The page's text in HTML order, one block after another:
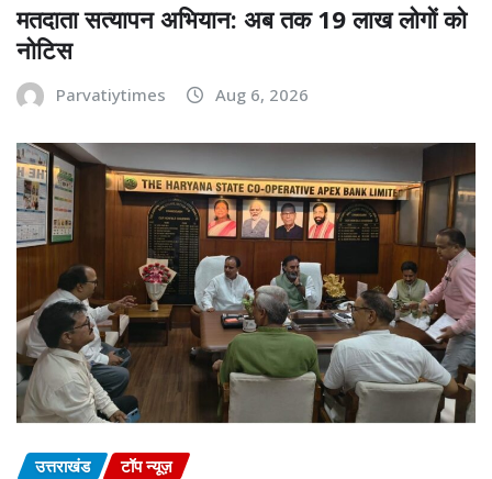
मतदाता सत्यापन अभियान: अब तक 19 लाख लोगों को
नोटिस
Parvatiytimes Aug 6, 2026
उत्तराखंड टॉप न्यूज़